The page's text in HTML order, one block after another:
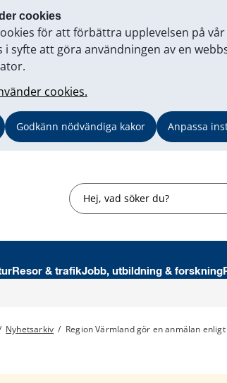
cookies
för att förbättra upplevelsen på
i syfte att göra användningen av en
cookies.
Godkänn nödvändiga kakor Anpassa
Sök
Resor & trafikJobb, utbildning & forskning
Nyhetsarkiv / Region Värmland gör en anmälan